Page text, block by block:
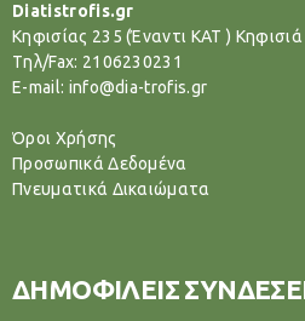
Diatistrofis.gr
Κηφισίας 235 (Έναντι ΚΑΤ ) Κηφισιά
Tηλ/Fax: 2106230231
E-mail: info@dia-trofis.gr
Όροι Χρήσης
Προσωπικά Δεδομένα
Πνευματικά Δικαιώματα
ΔΗΜΟΦΙΛΕΙΣ